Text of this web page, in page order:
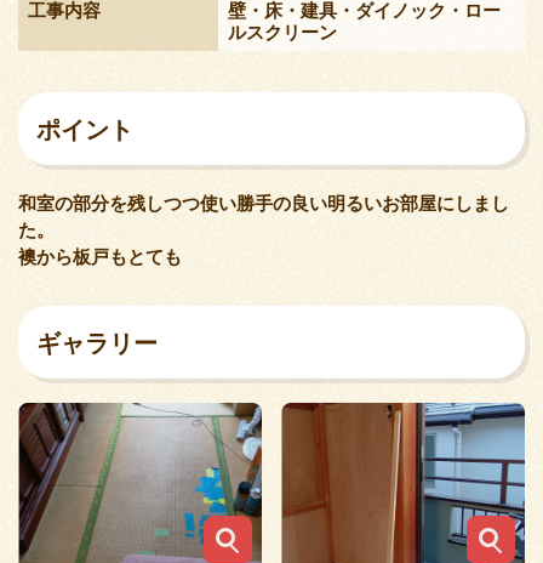
工事内容
壁・床・建具・ダイノック・ロー
ルスクリーン
ポイント
和室の部分を残しつつ使い勝手の良い明るいお部屋にしまし
た。
襖から板戸もとても
ギャラリー